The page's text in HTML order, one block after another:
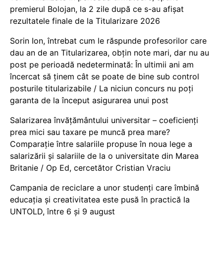
premierul Bolojan, la 2 zile după ce s-au afișat
rezultatele finale de la Titularizare 2026
Sorin Ion, întrebat cum le răspunde profesorilor care
dau an de an Titularizarea, obțin note mari, dar nu au
post pe perioadă nedeterminată: În ultimii ani am
încercat să ținem cât se poate de bine sub control
posturile titularizabile / La niciun concurs nu poți
garanta de la început asigurarea unui post
Salarizarea învățământului universitar – coeficienți
prea mici sau taxare pe muncă prea mare?
Comparație între salariile propuse în noua lege a
salarizării și salariile de la o universitate din Marea
Britanie / Op Ed, cercetător Cristian Vraciu
Campania de reciclare a unor studenți care îmbină
educația și creativitatea este pusă în practică la
UNTOLD, între 6 și 9 august